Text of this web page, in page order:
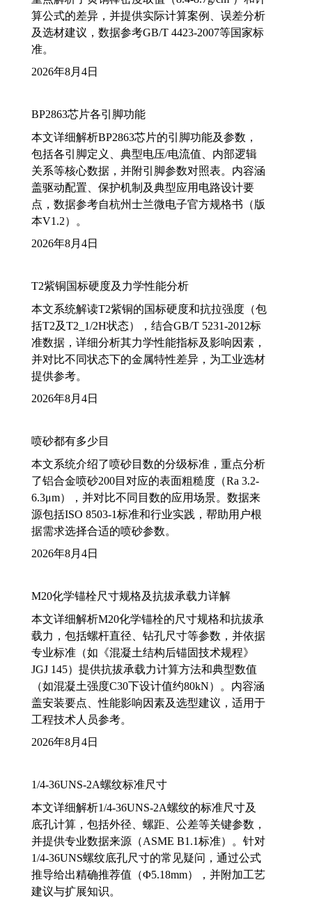
算公式的差异，并提供实际计算案例、误差分析
及选材建议，数据参考GB/T 4423-2007等国家标
准。
2026年8月4日
BP2863芯片各引脚功能
本文详细解析BP2863芯片的引脚功能及参数，
包括各引脚定义、典型电压/电流值、内部逻辑
关系等核心数据，并附引脚参数对照表。内容涵
盖驱动配置、保护机制及典型应用电路设计要
点，数据参考自杭州士兰微电子官方规格书（版
本V1.2）。
2026年8月4日
T2紫铜国标硬度及力学性能分析
本文系统解读T2紫铜的国标硬度和抗拉强度（包
括T2及T2_1/2H状态），结合GB/T 5231-2012标
准数据，详细分析其力学性能指标及影响因素，
并对比不同状态下的金属特性差异，为工业选材
提供参考。
2026年8月4日
喷砂都有多少目
本文系统介绍了喷砂目数的分级标准，重点分析
了铝合金喷砂200目对应的表面粗糙度（Ra 3.2-
6.3μm），并对比不同目数的应用场景。数据来
源包括ISO 8503-1标准和行业实践，帮助用户根
据需求选择合适的喷砂参数。
2026年8月4日
M20化学锚栓尺寸规格及抗拔承载力详解
本文详细解析M20化学锚栓的尺寸规格和抗拔承
载力，包括螺杆直径、钻孔尺寸等参数，并依据
专业标准（如《混凝土结构后锚固技术规程》
JGJ 145）提供抗拔承载力计算方法和典型数值
（如混凝土强度C30下设计值约80kN）。内容涵
盖安装要点、性能影响因素及选型建议，适用于
工程技术人员参考。
2026年8月4日
1/4-36UNS-2A螺纹标准尺寸
本文详细解析1/4-36UNS-2A螺纹的标准尺寸及
底孔计算，包括外径、螺距、公差等关键参数，
并提供专业数据来源（ASME B1.1标准）。针对
1/4-36UNS螺纹底孔尺寸的常见疑问，通过公式
推导给出精确推荐值（Φ5.18mm），并附加工艺
建议与扩展知识。